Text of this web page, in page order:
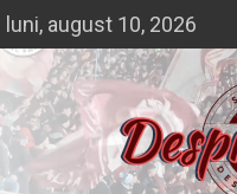
Skip
to
content
luni, august 10, 2026
Despre Rapid
Si doar … despre Rapid